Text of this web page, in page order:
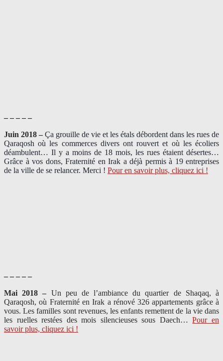
– – – – –
Juin 2018 – Ça grouille de vie et les étals débordent dans les rues de
Qaraqosh où les commerces divers ont rouvert et où les écoliers
déambulent… Il y a moins de 18 mois, les rues étaient désertes…
Grâce à vos dons, Fraternité en Irak a déjà permis à 19 entreprises
de la ville de se relancer. Merci ! Pour en savoir plus, cliquez ici !
– – – – –
Mai 2018 – Un peu de l’ambiance du quartier de Shaqaq, à
Qaraqosh, où Fraternité en Irak a rénové 326 appartements grâce à
vous. Les familles sont revenues, les enfants remettent de la vie dans
les ruelles restées des mois silencieuses sous Daech… Pour en
savoir plus, cliquez ici !